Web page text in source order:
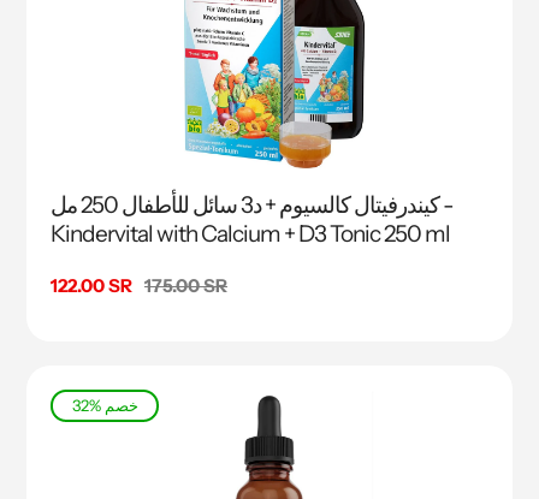
كيندرفيتال كالسيوم + د3 سائل للأطفال 250 مل -
Kindervital with Calcium + D3 Tonic 250 ml
سعر
122.00 SR السعر
175.00 SR
32% خصم